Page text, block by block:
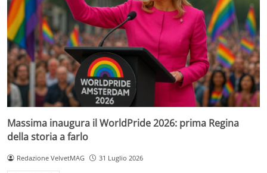
Massima inaugura il WorldPride 2026: prima Regina
della storia a farlo
Redazione VelvetMAG 31 Luglio 2026